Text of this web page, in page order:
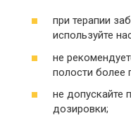
при терапии
используйте
не
полости более
не допускайте
дозировки;